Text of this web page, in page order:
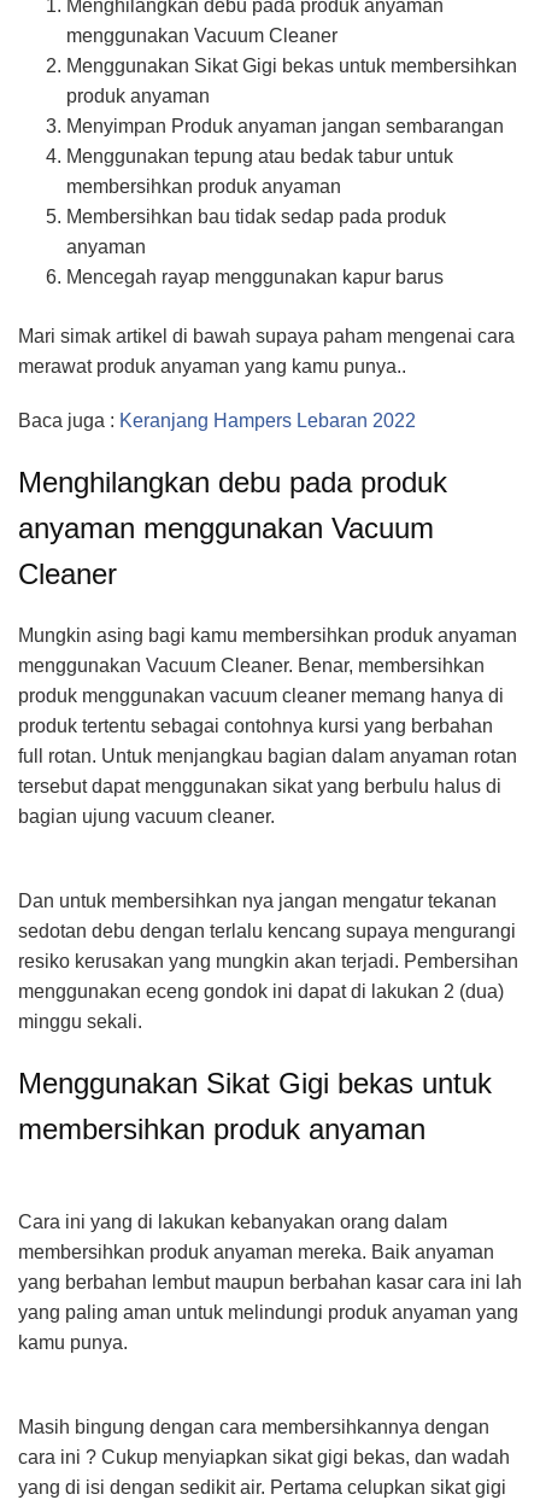
Menghilangkan debu pada produk anyaman
menggunakan Vacuum Cleaner
Menggunakan Sikat Gigi bekas untuk membersihkan
produk anyaman
Menyimpan Produk anyaman jangan sembarangan
Menggunakan tepung atau bedak tabur untuk
membersihkan produk anyaman
Membersihkan bau tidak sedap pada produk
anyaman
Mencegah rayap menggunakan kapur barus
Mari simak artikel di bawah supaya paham mengenai cara
merawat produk anyaman yang kamu punya..
Baca juga : Keranjang Hampers Lebaran 2022
Menghilangkan debu pada produk
anyaman menggunakan Vacuum
Cleaner
Mungkin asing bagi kamu membersihkan produk anyaman
menggunakan Vacuum Cleaner. Benar, membersihkan
produk menggunakan vacuum cleaner memang hanya di
produk tertentu sebagai contohnya kursi yang berbahan
full rotan. Untuk menjangkau bagian dalam anyaman rotan
tersebut dapat menggunakan sikat yang berbulu halus di
bagian ujung vacuum cleaner.
Dan untuk membersihkan nya jangan mengatur tekanan
sedotan debu dengan terlalu kencang supaya mengurangi
resiko kerusakan yang mungkin akan terjadi. Pembersihan
menggunakan eceng gondok ini dapat di lakukan 2 (dua)
minggu sekali.
Menggunakan Sikat Gigi bekas untuk
membersihkan produk anyaman
Cara ini yang di lakukan kebanyakan orang dalam
membersihkan produk anyaman mereka. Baik anyaman
yang berbahan lembut maupun berbahan kasar cara ini lah
yang paling aman untuk melindungi produk anyaman yang
kamu punya.
Masih bingung dengan cara membersihkannya dengan
cara ini ? Cukup menyiapkan sikat gigi bekas, dan wadah
yang di isi dengan sedikit air. Pertama celupkan sikat gigi